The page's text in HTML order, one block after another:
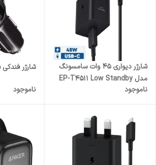
شارژر دیواری 45 وات سامسونگ
مدل EP-T4511 Low Standby
متر
ناموجود
شارژر فندکی 35 وات مدل QC 3
ناموجود